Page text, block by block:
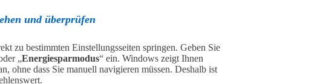
und überprüfen
zu bestimmten Einstellungsseiten springen. Geben Sie
„Energiesparmodus“ ein. Windows zeigt Ihnen
ohne dass Sie manuell navigieren müssen. Deshalb ist